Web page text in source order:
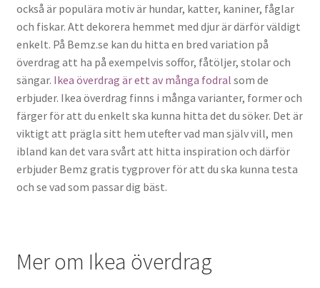
också är populära motiv är hundar, katter, kaniner, fåglar
och fiskar. Att dekorera hemmet med djur är därför väldigt
enkelt. På Bemz.se kan du hitta en bred variation på
överdrag att ha på exempelvis soffor, fåtöljer, stolar och
sängar. Ikea överdrag är ett av många fodral som de
erbjuder. Ikea överdrag finns i många varianter, former och
färger för att du enkelt ska kunna hitta det du söker. Det är
viktigt att prägla sitt hem utefter vad man själv vill, men
ibland kan det vara svårt att hitta inspiration och därför
erbjuder Bemz gratis tygprover för att du ska kunna testa
och se vad som passar dig bäst.
Mer om Ikea överdrag